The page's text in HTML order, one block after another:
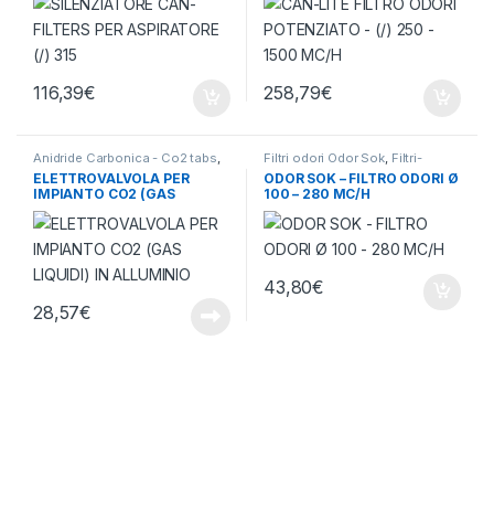
116,39€ 258,79€
Anidride Carbonica - Co2 tabs
ELETTROVALVOLA PER
IMPIANTO CO2 (GAS
LIQUIDI) IN ALLUMINIO
28,57€
Filtri odori Odor Sok Filtri-
Ventilazione -
Aria
ODOR SOK – FILTRO ODORI Ø
100 – 280 MC/H
43,80€